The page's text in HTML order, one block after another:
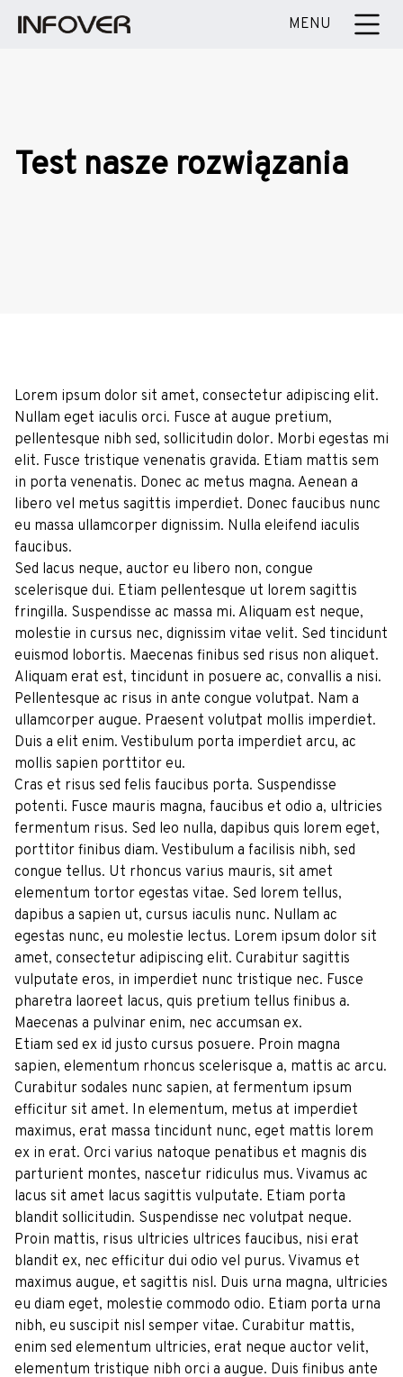
MENU
Test nasze rozwiązania
Lorem ipsum dolor sit amet, consectetur adipiscing elit.
Nullam eget iaculis orci. Fusce at augue pretium,
pellentesque nibh sed, sollicitudin dolor. Morbi egestas mi
elit. Fusce tristique venenatis gravida. Etiam mattis sem
in porta venenatis. Donec ac metus magna. Aenean a
libero vel metus sagittis imperdiet. Donec faucibus nunc
eu massa ullamcorper dignissim. Nulla eleifend iaculis
faucibus.
Sed lacus neque, auctor eu libero non, congue
scelerisque dui. Etiam pellentesque ut lorem sagittis
fringilla. Suspendisse ac massa mi. Aliquam est neque,
molestie in cursus nec, dignissim vitae velit. Sed tincidunt
euismod lobortis. Maecenas finibus sed risus non aliquet.
Aliquam erat est, tincidunt in posuere ac, convallis a nisi.
Pellentesque ac risus in ante congue volutpat. Nam a
ullamcorper augue. Praesent volutpat mollis imperdiet.
Duis a elit enim. Vestibulum porta imperdiet arcu, ac
mollis sapien porttitor eu.
Cras et risus sed felis faucibus porta. Suspendisse
potenti. Fusce mauris magna, faucibus et odio a, ultricies
fermentum risus. Sed leo nulla, dapibus quis lorem eget,
porttitor finibus diam. Vestibulum a facilisis nibh, sed
congue tellus. Ut rhoncus varius mauris, sit amet
elementum tortor egestas vitae. Sed lorem tellus,
dapibus a sapien ut, cursus iaculis nunc. Nullam ac
egestas nunc, eu molestie lectus. Lorem ipsum dolor sit
amet, consectetur adipiscing elit. Curabitur sagittis
vulputate eros, in imperdiet nunc tristique nec. Fusce
pharetra laoreet lacus, quis pretium tellus finibus a.
Maecenas a pulvinar enim, nec accumsan ex.
Etiam sed ex id justo cursus posuere. Proin magna
sapien, elementum rhoncus scelerisque a, mattis ac arcu.
Curabitur sodales nunc sapien, at fermentum ipsum
efficitur sit amet. In elementum, metus at imperdiet
maximus, erat massa tincidunt nunc, eget mattis lorem
ex in erat. Orci varius natoque penatibus et magnis dis
parturient montes, nascetur ridiculus mus. Vivamus ac
lacus sit amet lacus sagittis vulputate. Etiam porta
blandit sollicitudin. Suspendisse nec volutpat neque.
Proin mattis, risus ultricies ultrices faucibus, nisi erat
blandit ex, nec efficitur dui odio vel purus. Vivamus et
maximus augue, et sagittis nisl. Duis urna magna, ultricies
eu diam eget, molestie commodo odio. Etiam porta urna
nibh, eu suscipit nisl semper vitae. Curabitur mattis,
enim sed elementum ultricies, erat neque auctor velit,
elementum tristique nibh orci a augue. Duis finibus ante